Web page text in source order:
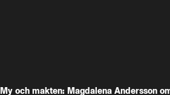
My och makten: Magdalena Andersson